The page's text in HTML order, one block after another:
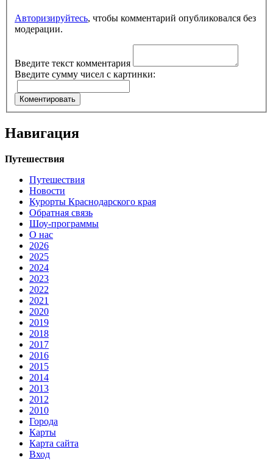
Авторизируйтесь, чтобы комментарий опубликовался без
модерации.
Введите текст комментария
Введите сумму чисел с картинки:
Навигация
Путешествия
Путешествия
Новости
Курорты Краснодарского края
Обратная связь
Шоу-программы
О нас
2026
2025
2024
2023
2022
2021
2020
2019
2018
2017
2016
2015
2014
2013
2012
2010
Города
Карты
Карта сайта
Вход